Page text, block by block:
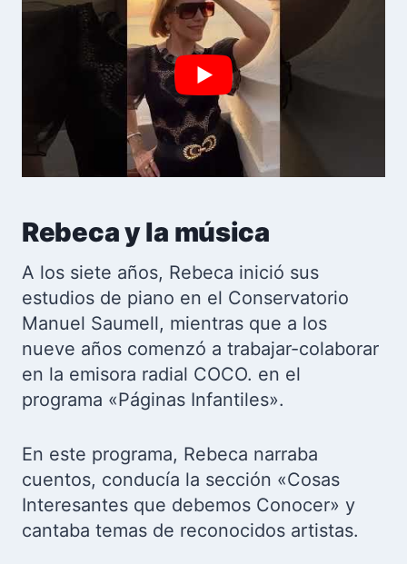
Rebeca y la música
A los siete años, Rebeca inició sus
estudios de piano en el Conservatorio
Manuel Saumell, mientras que a los
nueve años comenzó a trabajar-colaborar
en la emisora radial COCO. en el
programa «Páginas Infantiles».
En este programa, Rebeca narraba
cuentos, conducía la sección «Cosas
Interesantes que debemos Conocer» y
cantaba temas de reconocidos artistas.